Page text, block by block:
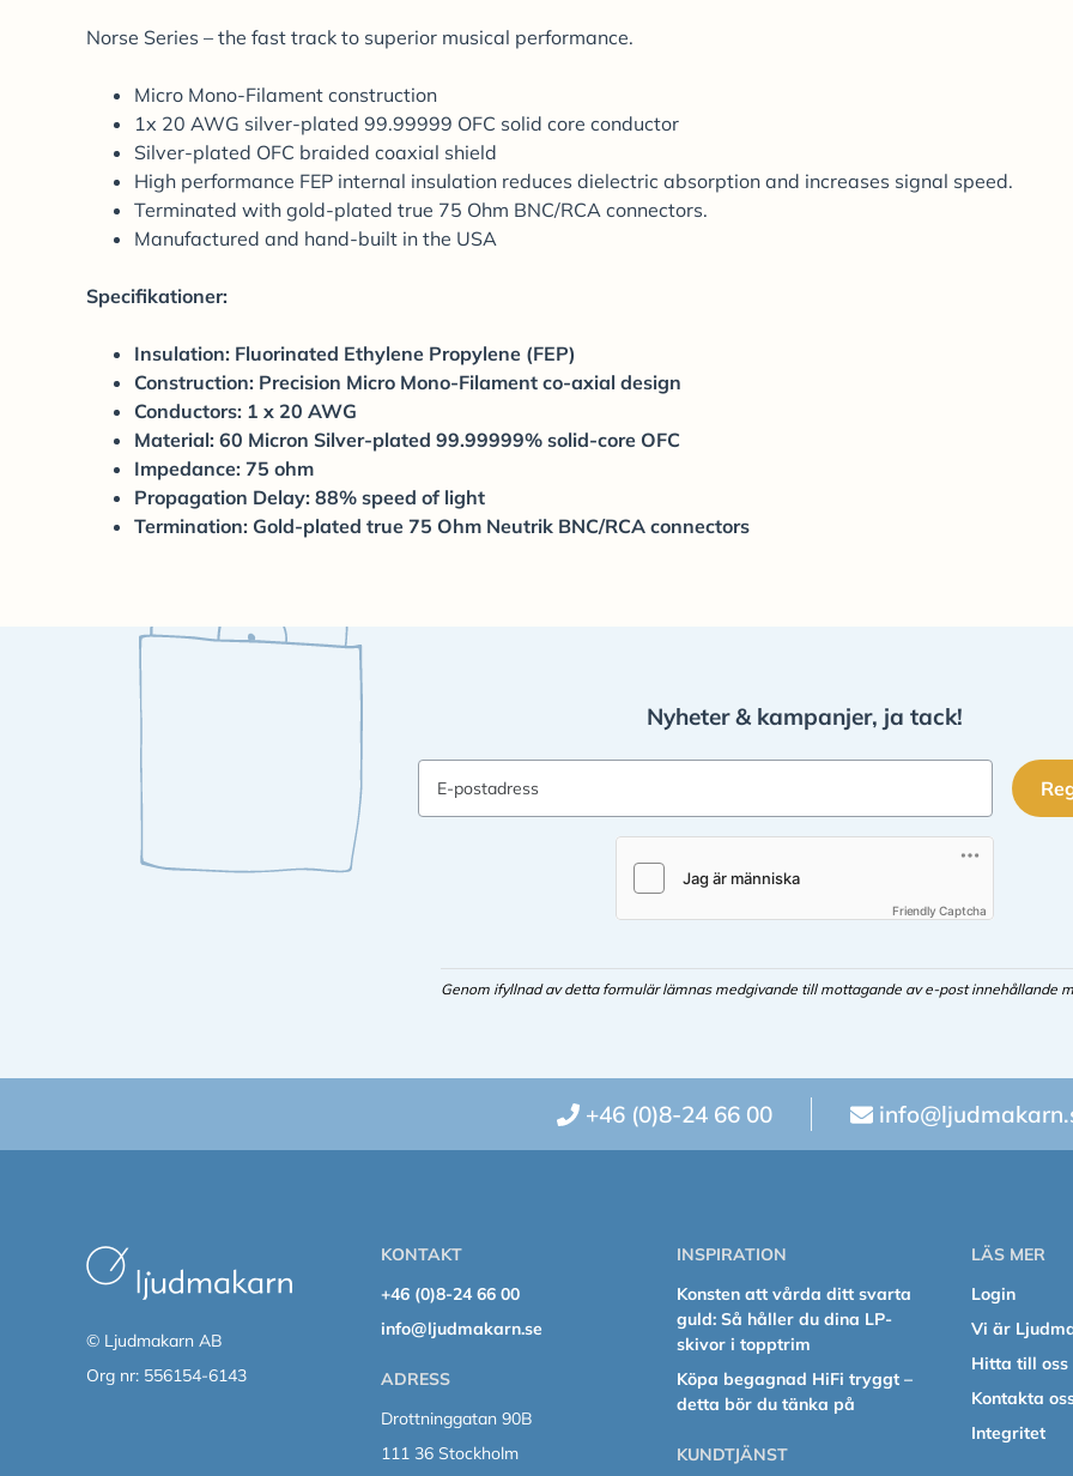
Norse Series – the fast track to superior musical performance.
Micro Mono-Filament construction
1x 20 AWG silver-plated 99.99999 OFC solid core conductor
Silver-plated OFC braided coaxial shield
High performance FEP internal insulation reduces dielectric absorption and increases signal speed.
Terminated with gold-plated true 75 Ohm BNC/RCA connectors.
Manufactured and hand-built in the USA
Specifikationer:
Insulation: Fluorinated Ethylene Propylene (FEP)
Construction: Precision Micro Mono-Filament co-axial design
Conductors: 1 x 20 AWG
Material: 60 Micron Silver-plated 99.99999% solid-core OFC
Impedance: 75 ohm
Propagation Delay: 88% speed of light
Termination: Gold-plated true 75 Ohm Neutrik BNC/RCA connectors
Nyheter & kampanjer, ja tack!
E-postadress
Friendly Captcha
Genom ifyllnad av detta formulär lämnas medgivande till mottagande av e-post innehållande
+46 (0)8-24 66 00
© Ljudmakarn AB
Org nr: 556154-6143
KONTAKT
+46 (0)8-24 66 00
info@ljudmakarn.se
ADRESS
Drottninggatan 90B
111 36 Stockholm
INSPIRATION
Konsten att vårda ditt svarta
guld: Så håller du dina LP-
skivor i topptrim
Köpa begagnad HiFi tryggt –
detta bör du tänka på
KUNDTJÄNST
LÄS MER
Login
Vi är
Hitta till oss
Kontakta
Integritet